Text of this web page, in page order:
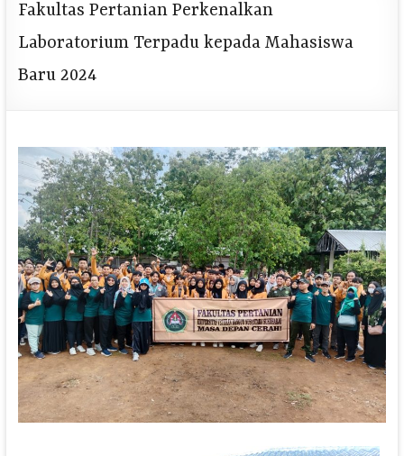
Fakultas Pertanian Perkenalkan
Laboratorium Terpadu kepada Mahasiswa
Baru 2024